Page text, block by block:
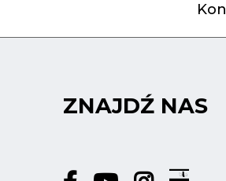
ZNAJDŹ NAS